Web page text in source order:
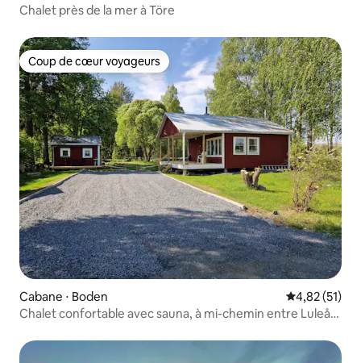
Chalet près de la mer à Töre
Coup de cœur voyageurs
Coup de cœur voyageurs
Cabane ⋅ Boden Évaluation
4,82 (51)
Chalet confortable avec sauna, à mi-chemin entre Luleå